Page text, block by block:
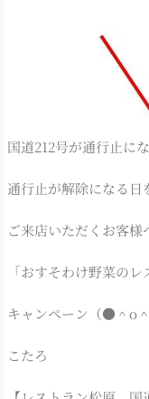
国道212号が通行止に
通行止が解除になる日
ご来店いただくお客
「おすそわけ野菜の
キャンペーン（●＾o
こたろ